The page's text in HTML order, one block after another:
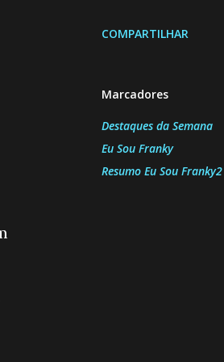
COMPARTILHAR
Marcadores
Destaques da Semana
Eu Sou Franky
Resumo Eu Sou Franky2